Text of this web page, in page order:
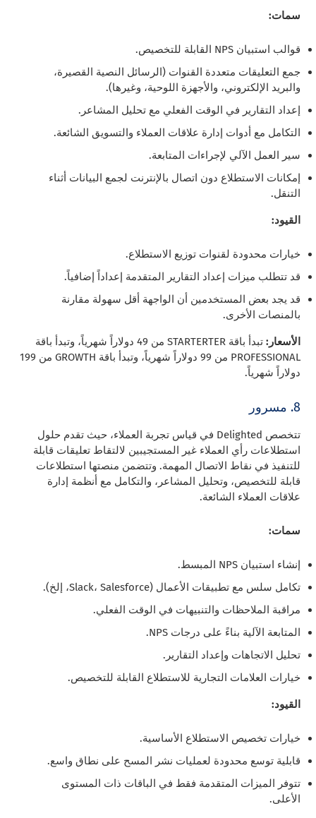
سمات:
قوالب استبيان NPS القابلة للتخصيص.
جمع التعليقات متعددة القنوات (الرسائل النصية القصيرة،
والبريد الإلكتروني، والأجهزة اللوحية، وغيرها).
إعداد التقارير في الوقت الفعلي مع تحليل المشاعر.
التكامل مع أدوات إدارة علاقات العملاء والتسويق الشائعة.
سير العمل الآلي لإجراءات المتابعة.
إمكانات الاستطلاع دون اتصال بالإنترنت لجمع البيانات أثناء
التنقل.
القيود:
خيارات محدودة لقنوات توزيع الاستطلاع.
قد تتطلب ميزات إعداد التقارير المتقدمة إعداداً إضافياً.
قد يجد بعض المستخدمين أن الواجهة أقل سهولة مقارنة
بالمنصات الأخرى.
الأسعار:
تبدأ باقة STARTERTER من 49 دولاراً شهرياً، وتبدأ باقة
PROFESSIONAL من 99 دولاراً شهرياً، وتبدأ باقة GROWTH من 199
دولاراً شهرياً.
8. مسرور
تتخصص Delighted في قياس تجربة العملاء، حيث تقدم حلول
استطلاعات رأي العملاء غير المستجيبين لالتقاط تعليقات قابلة
للتنفيذ في نقاط الاتصال المهمة. وتتضمن منصتها استطلاعات
قابلة للتخصيص، وتحليل المشاعر، والتكامل مع أنظمة إدارة
علاقات العملاء الشائعة.
سمات:
إنشاء استبيان NPS المبسط.
تكامل سلس مع تطبيقات الأعمال (Slack، Salesforce، إلخ).
مراقبة الملاحظات والتنبيهات في الوقت الفعلي.
المتابعة الآلية بناءً على درجات NPS.
تحليل الاتجاهات وإعداد التقارير.
خيارات العلامات التجارية للاستطلاع القابلة للتخصيص.
القيود:
خيارات تخصيص الاستطلاع الأساسية.
قابلية توسع محدودة لعمليات نشر المسح على نطاق واسع.
تتوفر الميزات المتقدمة فقط في الباقات ذات المستوى
الأعلى.